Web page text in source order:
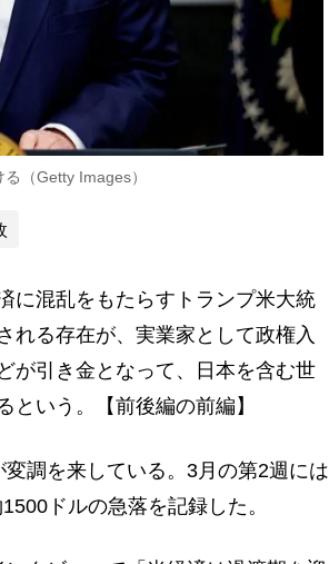
（Getty Images）
に混乱をもたらすトランプ米大統
れる存在が、実業家として政権入
が引き金となって、日本を含む世
いう。【前後編の前編】
調を来している。3月の第2週には
ドルの急落を記録した。